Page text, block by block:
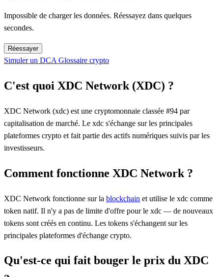
Impossible de charger les données. Réessayez dans quelques
secondes.
Réessayer
Simuler un DCA Glossaire crypto
C'est quoi XDC Network (XDC) ?
XDC Network (xdc) est une cryptomonnaie classée #94 par
capitalisation de marché. Le xdc s'échange sur les principales
plateformes crypto et fait partie des actifs numériques suivis par les
investisseurs.
Comment fonctionne XDC Network ?
XDC Network fonctionne sur la blockchain et utilise le xdc comme
token natif. Il n'y a pas de limite d'offre pour le xdc — de nouveaux
tokens sont créés en continu. Les tokens s'échangent sur les
principales plateformes d'échange crypto.
Qu'est-ce qui fait bouger le prix du XDC